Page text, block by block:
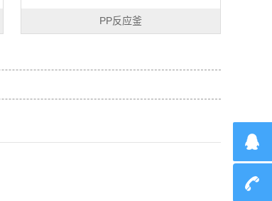
PP反应釜